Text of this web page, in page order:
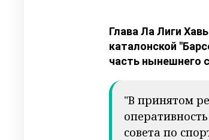
Глава Ла Лиги
каталонской
часть нынешнего
"В принятом
совета по